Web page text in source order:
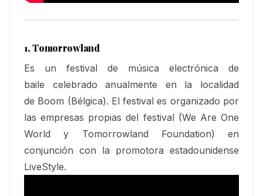
1. Tomorrowland
Es un festival de música electrónica de
baile celebrado anualmente en la localidad
de Boom (Bélgica). El festival es organizado por
las empresas propias del festival (We Are One
World y Tomorrowland Foundation) en
conjunción con la promotora estadounidense
LiveStyle.